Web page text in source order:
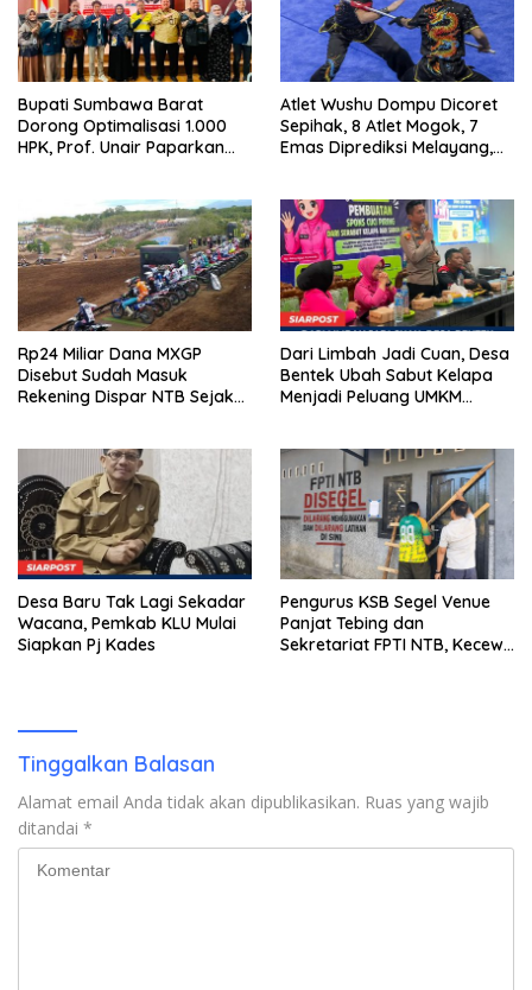
Bupati Sumbawa Barat
Dorong Optimalisasi 1.000
HPK, Prof. Unair Paparkan
Atlet Wushu Dompu Dicoret
Sepihak, 8 Atlet Mogok, 7
Emas Diprediksi Melayang,
Rp24 Miliar Dana MXGP
Disebut Sudah Masuk
Rekening Dispar NTB Sejak
Dari Limbah Jadi Cuan, Desa
Bentek Ubah Sabut Kelapa
Menjadi Peluang UMKM
Desa Baru Tak Lagi Sekadar
Wacana, Pemkab KLU Mulai
Siapkan Pj Kades
Pengurus KSB Segel Venue
Panjat Tebing dan
Sekretariat FPTI NTB, Kecewa
Tinggalkan Balasan
Alamat email Anda tidak akan dipublikasikan. Ruas yang wajib
ditandai *